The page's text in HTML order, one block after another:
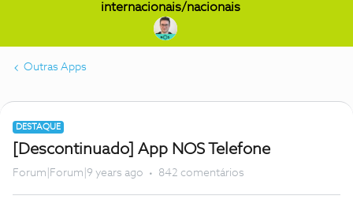
internacionais/nacionais
Outras Apps
DESTAQUE
[Descontinuado] App NOS Telefone
Forum|Forum|9 years ago 842 comentários